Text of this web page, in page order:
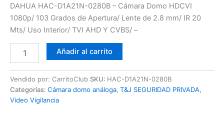
DAHUA HAC-D1A21N-0280B – Cámara Domo HDCVI
1080p/ 103 Grados de Apertura/ Lente de 2.8 mm/ IR 20
Mts/ Uso Interior/ TVI AHD Y CVBS/ –
Añadir al carrito
Vendido por: CarritoClub SKU: HAC-D1A21N-0280B
Categorías: Cámara domo análoga, T&J SEGURIDAD PRIVADA,
Video Vigilancia